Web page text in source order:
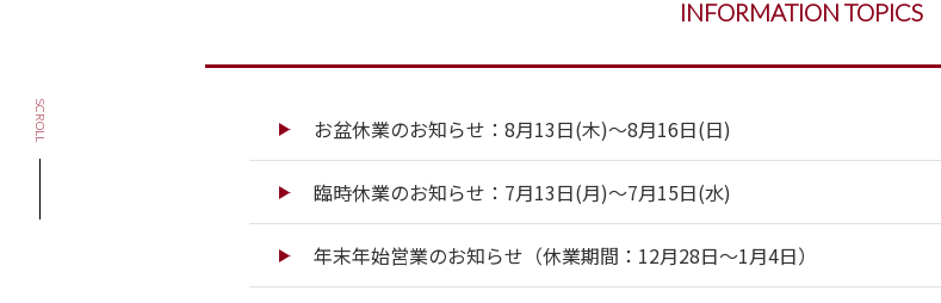
SCROLL
INFORMATION TOPICS
お盆休業のお知らせ：8月13日(木)～8月16日(日)
臨時休業のお知らせ：7月13日(月)～7月15日(水)
年末年始営業のお知らせ（休業期間：12月28日～1月4日）